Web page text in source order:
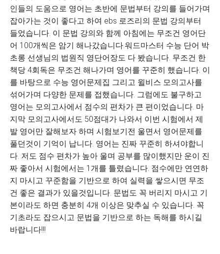
인들의 도움으로 영어는 초반에 문법부터 강의를 들어가며
잡아가는 것이 좋다고 하여 ebs 로즈리의 문법 강의부터
들었습니다. 이 문법 강의와 함께 아침에는 무조건 영어단
어 100개씩은 암기 해나갔습니다.워드마스터 수능 단어 박
초롱 선생님의 법원직 영단어장도 다 봤습니다. 무조건 한
책당 4회독은 무조건 해나가며 영어를 꾸준히 했습니다. 이
를 바탕으로 수능 영어문제집 그리고 윌비스 모의고사를
섞어가며 다양한 문제를 접했습니다. 그럼에도 불구하고
영어는 모의고사에서 점수의 편차가 큰 편이었습니다. 마
지막 모의고사에서도 50점대가 나와서 이번 시험에서 제
발 영어만 잘해보자 하며 시험보기전 울면서 영어문제를
풀던것이 기억이 납니다. 영어는 진짜 꾸준히 하셔야합니
다. 저도 점수 편차가 높아 울며 공부를 많이했지만 운이 진
짜 좋아서 시험에서는 1개를 틀렸습니다. 점수에만 연연하
지 마시고 꾸준함을 기반으로 하여 실력을 쌓으시면 무조
건 좋은 결과가 있을것입니다. 문법도 꼭 버리지 마시고 기
본이라도 하면 충분히 4개 이상은 맞추실 수 있습니다. 꼭
기초라도 잡으시고 문법을 기반으로 하는 독해를 하시길
바랍니다!!!